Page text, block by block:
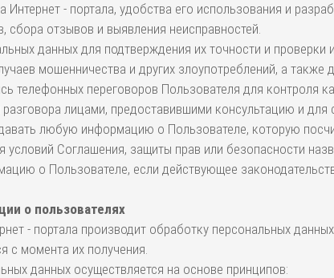
Интернет - портала, удобства его использования и
сбора отзывов и выявления неисправностей.
данных для подтверждения их точности и
мошенничества и других злоупотреблений, а также
телефонных переговоров Пользователя для
лицами, предоставившими консультацию и для
любую информацию о Пользователе, которую
условий Соглашения, защиты прав или безопасности
о Пользователе, если действующее
о пользователях
- портала производит обработку персональных
с момента их получения.
данных осуществляется на основе принципов: